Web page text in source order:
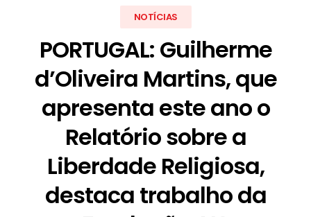
NOTÍCIAS
PORTUGAL: Guilherme
d’Oliveira Martins, que
apresenta este ano o
Relatório sobre a
Liberdade Religiosa,
destaca trabalho da